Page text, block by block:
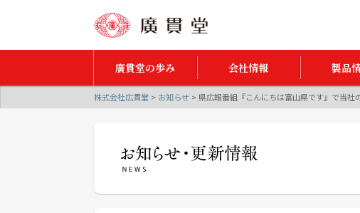
廣貫堂の歩み 会社情報 製品
株式会社広貫堂 > お知らせ > 県広報番組『こんにちは富山県です』で当社